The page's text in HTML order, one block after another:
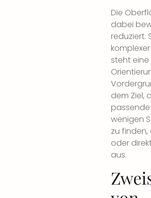
Die
dabei
reduziert.
steht eine
dem Ziel,
passende
wenigen
zu
oder
aus.